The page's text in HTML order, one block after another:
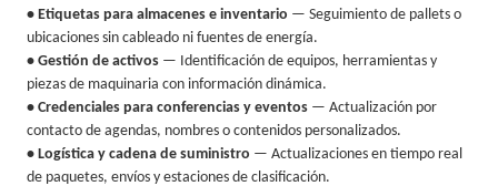
• Etiquetas para almacenes e inventario — Seguimiento de pallets o
ubicaciones sin cableado ni fuentes de energía.
• Gestión de activos — Identificación de equipos, herramientas y
piezas de maquinaria con información dinámica.
• Credenciales para conferencias y eventos — Actualización por
contacto de agendas, nombres o contenidos personalizados.
• Logística y cadena de suministro — Actualizaciones en tiempo real
de paquetes, envíos y estaciones de clasificación.